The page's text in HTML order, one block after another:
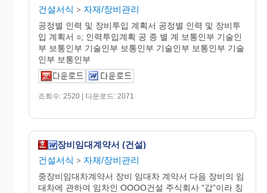
건설서식 > 자재/장비관리
공정별 인력 및 장비투입 계획서 공정별 인력 및 장비투
입 계획서 ○; 인력투입계획 공 종 별 계 보통인부 기술인
부 보통인부 기술인부 보통인부 기술인부 보통인부 기술
인부 보통인부
조회수: 2520 | 다운로드: 2071
장비임대계약서 (건설)
건설서식 > 자재/장비관리
중장비임대차계약서 장비 임대차 계약서 다음 장비의 임
대차에 관하여 임차인 OOOO건설 주식회사 “갑”이라 칭